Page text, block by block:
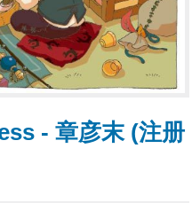
- 章彦末 (注册